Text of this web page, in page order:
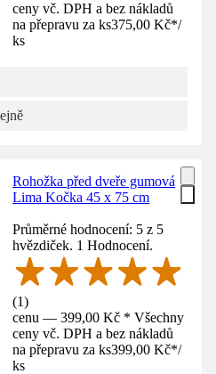
ceny vč. DPH a bez nákladů
na přepravu za ks375,00 Kč*/
ks
Rohožka před dveře gumová
Lima Kočka 45 x 75 cm
Průměrné hodnocení: 5 z 5
hvězdiček. 1 Hodnocení.
(1)
cenu — 399,00 Kč * Všechny
ceny vč. DPH a bez nákladů
na přepravu za ks399,00 Kč*/
ks